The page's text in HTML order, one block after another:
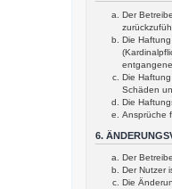
Der
Die
Die
Schäden
Die
Ansprüche
6.
Der
Der Nutzer
Die